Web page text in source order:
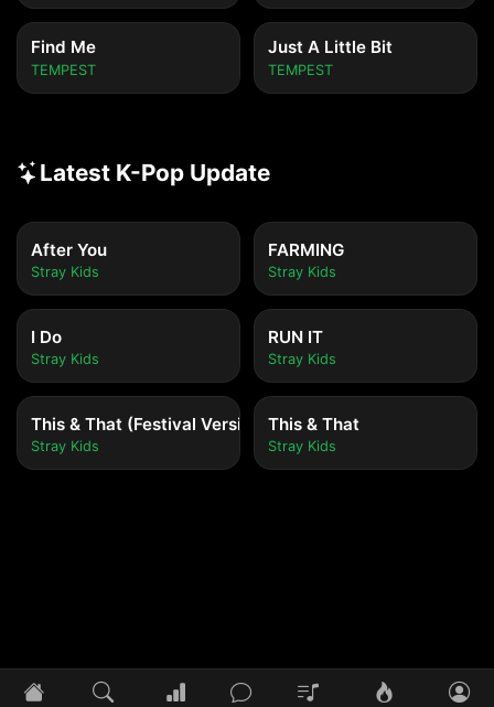
Find Me
TEMPEST
Just A Little Bit
TEMPEST
Latest K-Pop Update
After You
Stray Kids
FARMING
Stray Kids
I Do
Stray Kids
RUN IT
Stray Kids
This & That (Festival Version)
Stray Kids
This & That
Stray Kids